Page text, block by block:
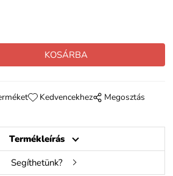
Kedvencekhez Megosztás
Termékleírás
Segíthetünk?